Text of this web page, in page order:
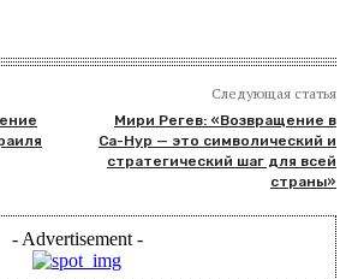
Следующая статья
Мири Регев: «Возвращение в
Са-Нур — это символический и
стратегический шаг для всей
страны»
- Advertisement -